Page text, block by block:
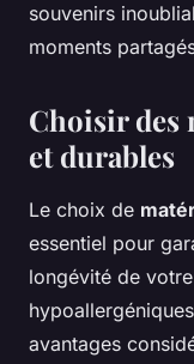
souvenirs
moments
Choisir des
et durables
Le choix de
essentiel pour
longévité de
avantages